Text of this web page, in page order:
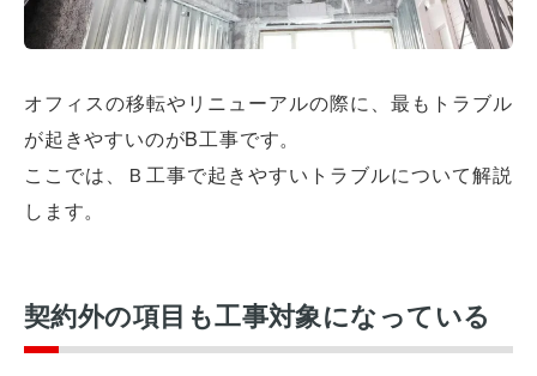
オフィスの移転やリニューアルの際に、最もトラブル
が起きやすいのがB工事です。
ここでは、Ｂ工事で起きやすいトラブルについて解説
します。
契約外の項目も工事対象になっている